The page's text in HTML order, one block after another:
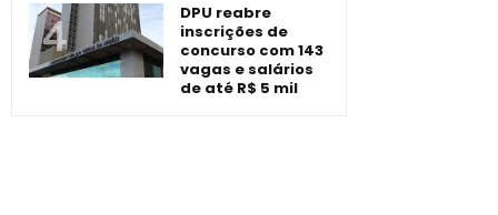
DPU reabre
inscrições de
concurso com 143
vagas e salários
de até R$ 5 mil